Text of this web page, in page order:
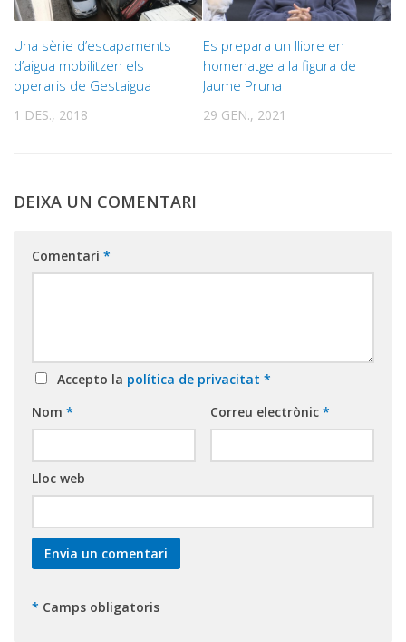
Una sèrie d’escapaments
d’aigua mobilitzen els
operaris de Gestaigua
1 DES., 2018
Es prepara un llibre en
homenatge a la figura de
Jaume Pruna
29 GEN., 2021
DEIXA UN COMENTARI
Comentari *
Accepto la política de privacitat *
Nom * Correu electrònic *
Lloc web
* Camps obligatoris